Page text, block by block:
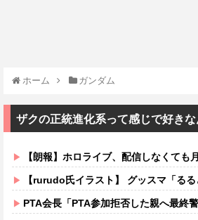
ホーム ガンダム
ザクの正統進化系って感じで好き
【朗報】ホロライブ、配信しなくて
【rurudo氏イラスト】 グッスマ「るるど
PTA会長「PTA参加拒否した親へ最終